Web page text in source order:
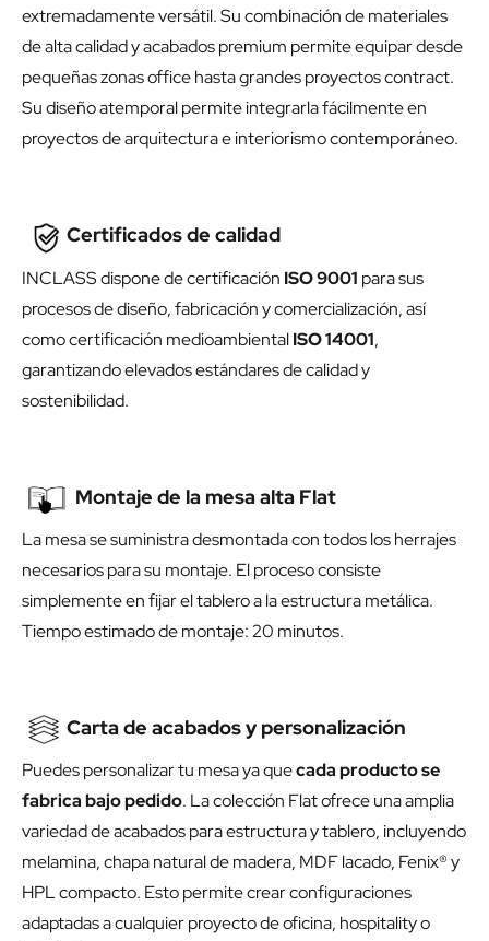
extremadamente versátil. Su combinación de materiales
de alta calidad y acabados premium permite equipar desde
pequeñas zonas office hasta grandes proyectos contract.
Su diseño atemporal permite integrarla fácilmente en
proyectos de arquitectura e interiorismo contemporáneo.
Certificados de calidad
INCLASS dispone de certificación ISO 9001 para sus
procesos de diseño, fabricación y comercialización, así
como certificación medioambientalISO 14001,
garantizando elevados estándares de calidad y
sostenibilidad.
Montaje de la mesa alta Flat
La mesa se suministra desmontada con todos los herrajes
necesarios para su montaje. El proceso consiste
simplemente en fijar el tablero a la estructura metálica.
Tiempo estimado de montaje: 20 minutos.
Carta de acabados y personalización
Puedes personalizar tu mesa ya quecada producto se
fabrica bajo pedido. La colección Flat ofrece una amplia
variedad de acabados para estructura y tablero, incluyendo
melamina, chapa natural de madera, MDF lacado, Fenix® y
HPL compacto. Esto permite crear configuraciones
adaptadas a cualquier proyecto de oficina, hospitality o